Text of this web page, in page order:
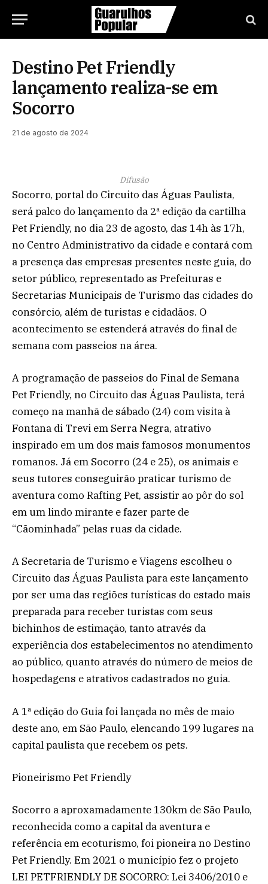
Destino Pet Friendly
lançamento realiza-se em
Socorro
21 de agosto de 2024
Difusão
Socorro, portal do Circuito das Águas Paulista,
será palco do lançamento da 2ª edição da cartilha
Pet Friendly, no dia 23 de agosto, das 14h às 17h,
no Centro Administrativo da cidade e contará com
a presença das empresas presentes neste guia, do
setor público, representado as Prefeituras e
Secretarias Municipais de Turismo das cidades do
consórcio, além de turistas e cidadãos. O
acontecimento se estenderá através do final de
semana com passeios na área.
A programação de passeios do Final de Semana
Pet Friendly, no Circuito das Águas Paulista, terá
começo na manhã de sábado (24) com visita à
Fontana di Trevi em Serra Negra, atrativo
inspirado em um dos mais famosos monumentos
romanos. Já em Socorro (24 e 25), os animais e
seus tutores conseguirão praticar turismo de
aventura como Rafting Pet, assistir ao pôr do sol
em um lindo mirante e fazer parte de
“Cãominhada” pelas ruas da cidade.
A Secretaria de Turismo e Viagens escolheu o
Circuito das Águas Paulista para este lançamento
por ser uma das regiões turísticas do estado mais
preparada para receber turistas com seus
bichinhos de estimação, tanto através da
experiência dos estabelecimentos no atendimento
ao público, quanto através do número de meios de
hospedagens e atrativos cadastrados no guia.
A 1ª edição do Guia foi lançada no mês de maio
deste ano, em São Paulo, elencando 199 lugares na
capital paulista que recebem os pets.
Pioneirismo Pet Friendly
Socorro a aproxamadamente 130km de São Paulo,
reconhecida como a capital da aventura e
referência em ecoturismo, foi pioneira no Destino
Pet Friendly. Em 2021 o município fez o projeto
LEI PETFRIENDLY DE SOCORRO: Lei 3406/2010 e